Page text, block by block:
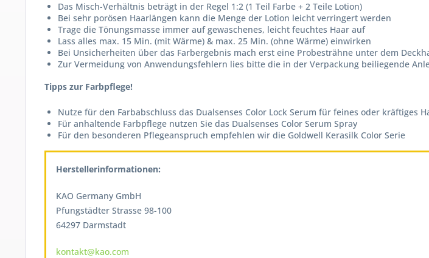
Das Misch-Verhältnis beträgt in der Regel 1:2 (1 Teil Farbe + 2 Teile Lotion)
Bei sehr porösen Haarlängen kann die Menge der Lotion leicht verringert werden
Trage die Tönungsmasse immer auf gewaschenes, leicht feuchtes Haar auf
Lass alles max. 15 Min. (mit Wärme) & max. 25 Min. (ohne Wärme) einwirken
Bei Unsicherheiten über das Farbergebnis mach erst eine Probesträhne unter dem
Zur Vermeidung von Anwendungsfehlern lies bitte die in der Verpackung beiliegende
Tipps zur Farbpflege!
Nutze für den Farbabschluss das Dualsenses Color Lock Serum für feines oder kräftiges
Für anhaltende Farbpflege nutzen Sie das Dualsenses Color Serum Spray
Für den besonderen Pflegeanspruch empfehlen wir die Goldwell Kerasilk Color Serie
Herstellerinformationen:
KAO Germany GmbH
Pfungstädter Strasse 98-100
64297 Darmstadt
kontakt@kao.com